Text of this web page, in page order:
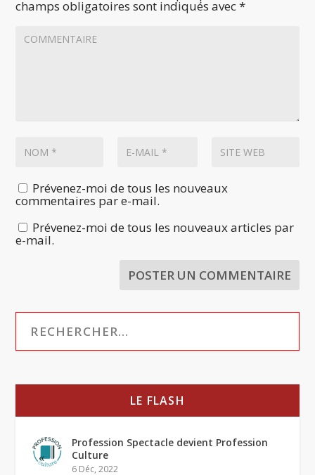
champs obligatoires sont indiqués avec*
Prévenez-moi de tous les nouveaux
commentaires par e-mail.
Prévenez-moi de tous les nouveaux articles par
e-mail.
LE FLASH
Profession Spectacle devient Profession
Culture
6 Déc, 2022